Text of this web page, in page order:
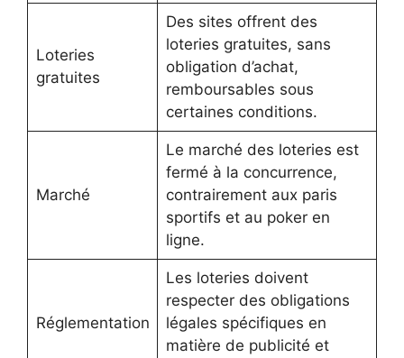
Loteries
gratuites
Des sites offrent des
loteries gratuites, sans
obligation d’achat,
remboursables sous
certaines conditions.
Marché
Le marché des loteries est
fermé à la concurrence,
contrairement aux paris
sportifs et au poker en
ligne.
Réglementation
Les loteries doivent
respecter des obligations
légales spécifiques en
matière de publicité et